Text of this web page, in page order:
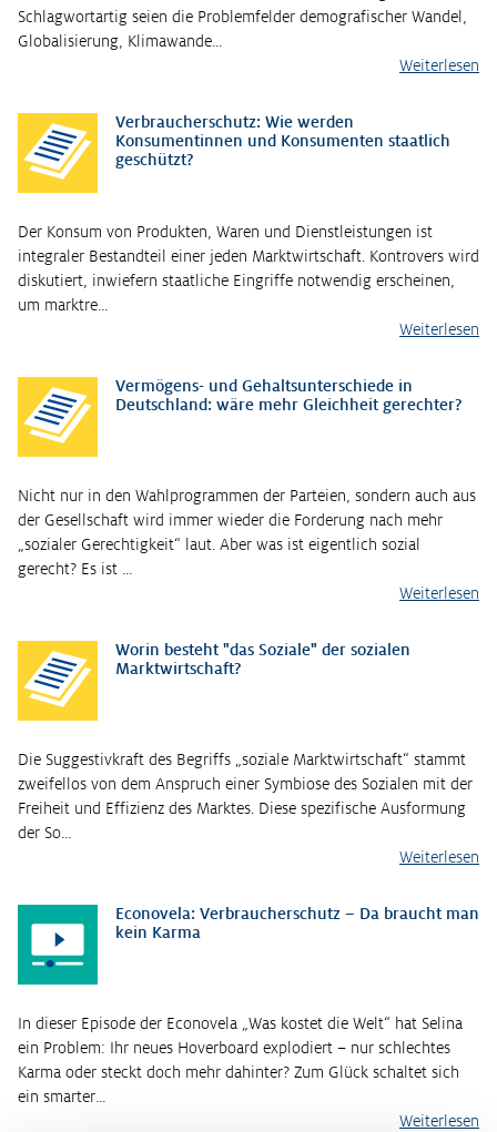
Schlagwortartig seien die Problemfelder demografischer Wandel,
Globalisierung, Klimawande…
Weiterlesen
Verbraucherschutz: Wie werden
Konsumentinnen und Konsumenten staatlich
geschützt?
Der Konsum von Produkten, Waren und Dienstleistungen ist
integraler Bestandteil einer jeden Marktwirtschaft. Kontrovers wird
diskutiert, inwiefern staatliche Eingriffe notwendig erscheinen,
um marktre…
Weiterlesen
Vermögens- und Gehaltsunterschiede in
Deutschland: wäre mehr Gleichheit gerechter?
Nicht nur in den Wahlprogrammen der Parteien, sondern auch aus
der Gesellschaft wird immer wieder die Forderung nach mehr
„sozialer Gerechtigkeit“ laut. Aber was ist eigentlich sozial
gerecht? Es ist …
Weiterlesen
Worin besteht "das Soziale" der sozialen
Marktwirtschaft?
Die Suggestivkraft des Begriffs „soziale Marktwirtschaft“ stammt
zweifellos von dem Anspruch einer Symbiose des Sozialen mit der
Freiheit und Effizienz des Marktes. Diese spezifische Ausformung
der So…
Weiterlesen
Econovela: Verbraucherschutz – Da braucht man
kein Karma
In dieser Episode der Econovela „Was kostet die Welt“ hat Selina
ein Problem: Ihr neues Hoverboard explodiert – nur schlechtes
Karma oder steckt doch mehr dahinter? Zum Glück schaltet sich
ein smarter…
Weiterlesen